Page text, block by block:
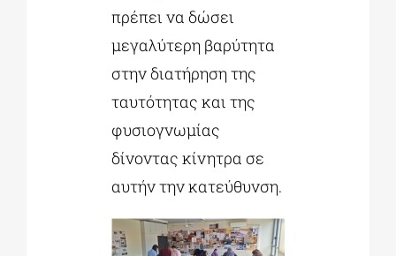
πρέπει να δώσει
μεγαλύτερη βαρύτητα
στην διατήρηση της
ταυτότητας και της
φυσιογνωμίας
δίνοντας κίνητρα σε
αυτήν την κατεύθυνση.